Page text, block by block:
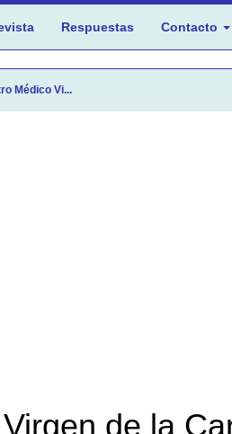
Respuestas Contacto
Médico Vi...
de la